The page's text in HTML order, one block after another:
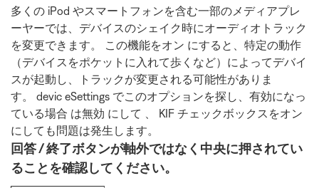
多くの iPod やスマートフォンを含む一部のメディアプレ
ーヤーでは、デバイスのシェイク時にオーディオトラック
を変更できます。 この機能をオン にすると、特定の動作
（デバイスをポケットに入れて歩くなど）によってデバイ
スが起動し、トラックが変更される可能性がありま
す。 devic eSettings でこのオプションを探し、有効になっ
ている場合 は無効 にして 、 KIF チェックボックスをオン
にしても問題は発生します。
回答 / 終了ボタンが軸外ではなく中央に押されてい
ることを確認してください。